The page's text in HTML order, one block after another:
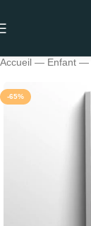
Accueil — Enfant —
-65%